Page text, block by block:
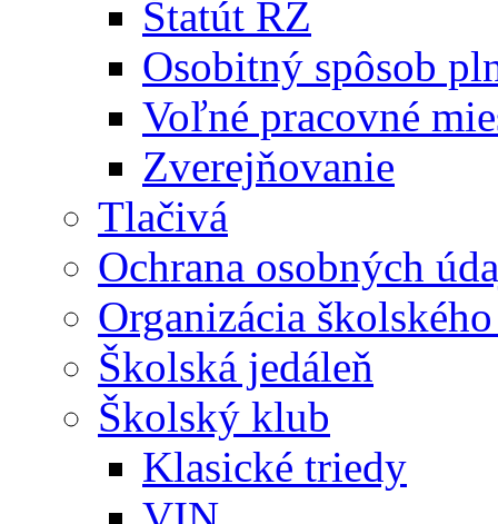
Štatút RZ
Osobitný spôsob
Voľné pracovné
Zverejňovanie
Tlačivá
Ochrana osobných
Organizácia
Školská jedáleň
Školský klub
Klasické triedy